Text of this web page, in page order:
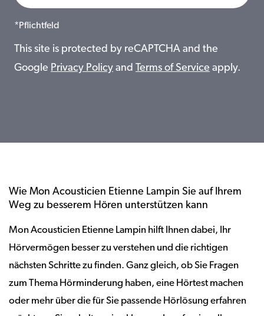
*Pflichtfeld
This site is protected by reCAPTCHA and the
Google Privacy Policy and Terms of Service apply.
Wie Mon Acousticien Etienne Lampin Sie auf Ihrem
Weg zu besserem Hören unterstützen kann
Mon Acousticien Etienne Lampin hilft Ihnen dabei, Ihr
Hörvermögen besser zu verstehen und die richtigen
nächsten Schritte zu finden. Ganz gleich, ob Sie Fragen
zum Thema Hörminderung haben, eine Hörtest machen
oder mehr über die für Sie passende Hörlösung erfahren